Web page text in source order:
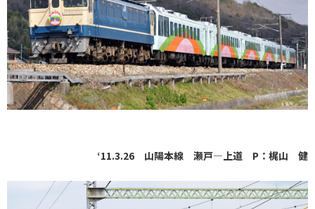
‘11.3.26 山陽本線 瀬戸―上道 P：梶山 健